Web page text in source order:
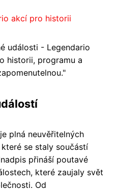
akcí pro historii
události - Legendario
historii, programu a
plná neuvěřitelných
se staly součástí
přináší poutavé
které zaujaly svět
Od